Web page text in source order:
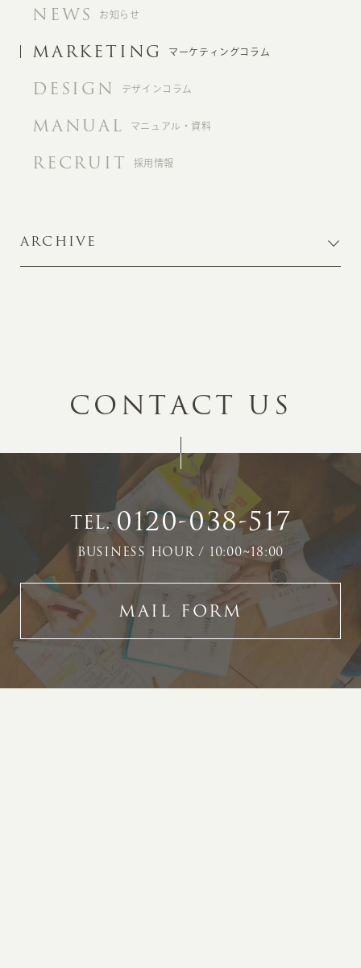
NEWS お知らせ
MARKETING マーケティングコラム
DESIGN デザインコラム
MANUAL マニュアル・資料
RECRUIT 採用情報
ARCHIVE
CONTACT US
TEL.0120-038-517
BUSINESS HOUR / 10:00~18:00
MAIL FORM